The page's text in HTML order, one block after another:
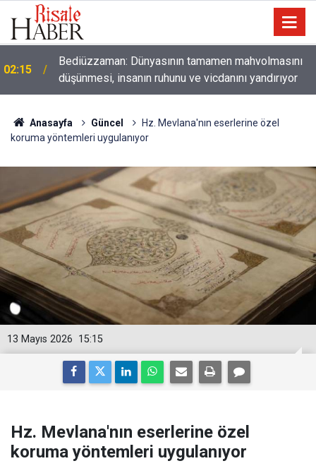
01:45 Paçalarını yerde sürünmeyecek şekilde yukarıda tut
Anasayfa Güncel
Hz. Mevlana'nın eserlerine özel
koruma yöntemleri uygulanıyor
15:15
13 Mayıs 2026
Hz. Mevlana'nın eserlerine özel
koruma yöntemleri uygulanıyor